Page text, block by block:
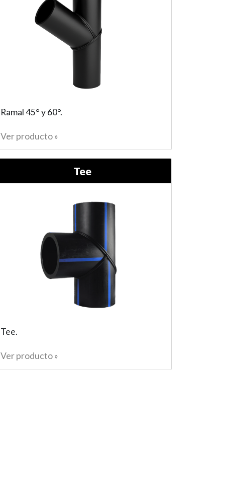
Ramal 45° y 60°.
Ver producto »
Tee
Tee.
Ver producto »